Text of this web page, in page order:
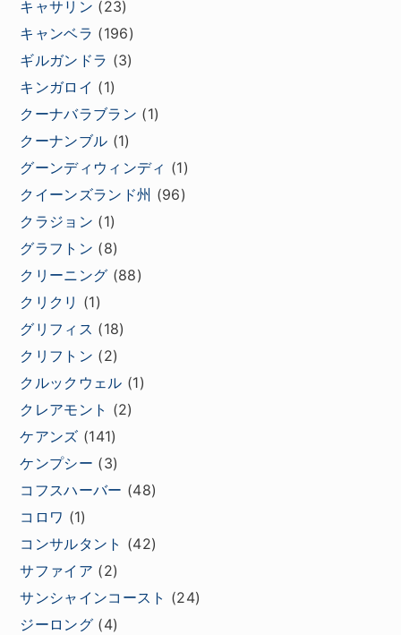
キャサリン (23)
キャンベラ (196)
ギルガンドラ (3)
キンガロイ (1)
クーナバラブラン (1)
クーナンブル (1)
グーンディウィンディ (1)
クイーンズランド州 (96)
クラジョン (1)
グラフトン (8)
クリーニング (88)
クリクリ (1)
グリフィス (18)
クリフトン (2)
クルックウェル (1)
クレアモント (2)
ケアンズ (141)
ケンプシー (3)
コフスハーバー (48)
コロワ (1)
コンサルタント (42)
サファイア (2)
サンシャインコースト (24)
ジーロング (4)